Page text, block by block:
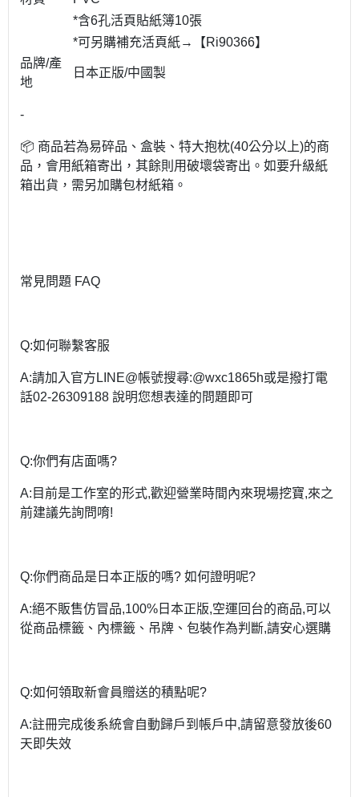
*含6孔活頁貼紙簿10張
*可另購補充活頁紙→【Ri90366】
品牌/產
地
日本正版/中國製
-
📦 商品若為易碎品、盒裝、特大抱枕(40公分以上)的商
品，會用紙箱寄出，其餘則用破壞袋寄出。如要升級紙
箱出貨，需另加購包材紙箱。
常見問題 FAQ
Q:如何聯繫客服
A:請加入官方LINE@帳號搜尋:@wxc1865h或是撥打電
話02-26309188 說明您想表達的問題即可
Q:你們有店面嗎?
A:目前是工作室的形式,歡迎營業時間內來現場挖寶,來之
前建議先詢問唷!
Q:你們商品是日本正版的嗎? 如何證明呢?
A:絕不販售仿冒品,100%日本正版,空運回台的商品,可以
從商品標籤、內標籤、吊牌、包裝作為判斷,請安心選購
Q:如何領取新會員贈送的積點呢?
A:註冊完成後系統會自動歸戶到帳戶中,請留意發放後60
天即失效